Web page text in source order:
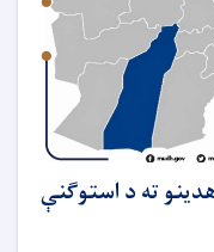
ته د استوګنې